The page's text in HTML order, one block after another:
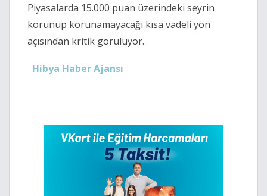
Piyasalarda 15.000 puan üzerindeki seyrin
korunup korunamayacağı kısa vadeli yön
açısından kritik görülüyor.
Hibya Haber Ajansı